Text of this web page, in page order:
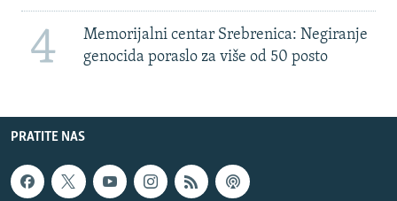
4
Memorijalni centar Srebrenica: Negiranje
genocida poraslo za više od 50 posto
PRATITE NAS